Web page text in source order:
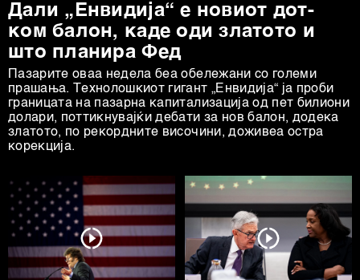
Дали „Енвидија“ е новиот дот-
ком балон, каде оди златото и
што планира Фед
Пазарите оваа недела беа обележани со големи
прашања. Технолошкиот гигант „Енвидија“ ја проби
границата на пазарна капитализација од пет билиони
долари, поттикнувајќи дебати за нов балон, додека
златото, по рекордните височини, доживеа остра
корекција.